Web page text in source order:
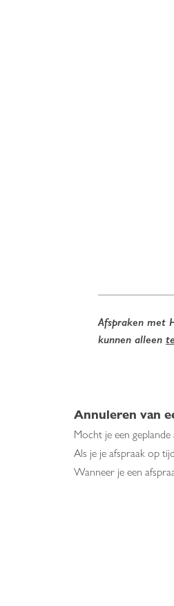
Afspraken met
kunnen alleen
Annuleren van
Mocht je een
Als je je afspraak op
Wanneer je een